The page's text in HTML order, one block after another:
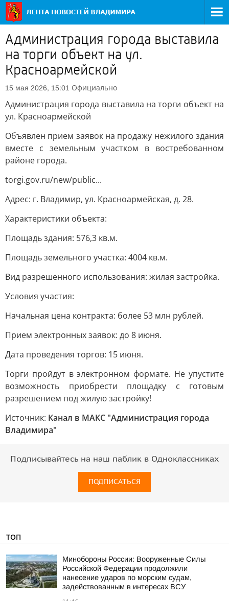
Администрация города выставила
на торги объект на ул.
Красноармейской
15 мая 2026, 15:01 Официально
Администрация города выставила на торги объект на
ул. Красноармейской
Объявлен прием заявок на продажу нежилого здания
вместе с земельным участком в востребованном
районе города.
torgi.gov.ru/new/public...
Адрес: г. Владимир, ул. Красноармейская, д. 28.
Характеристики объекта:
Площадь здания: 576,3 кв.м.
Площадь земельного участка: 4004 кв.м.
Вид разрешенного использования: жилая застройка.
Условия участия:
Начальная цена контракта: более 53 млн рублей.
Прием электронных заявок: до 8 июня.
Дата проведения торгов: 15 июня.
Торги пройдут в электронном формате. Не упустите
возможность приобрести площадку с готовым
разрешением под жилую застройку!
Источник: Канал в МАКС "Администрация города
Владимира"
Подписывайтесь на наш паблик в Одноклассниках
ПОДПИСАТЬСЯ
ТОП
Минобороны России: Вооруженные Силы
Российской Федерации продолжили
нанесение ударов по морским судам,
задействованным в интересах ВСУ